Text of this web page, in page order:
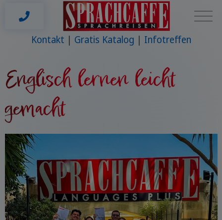
Kontakt Gratis Katalog Infotreffen
Englisch lernen leicht
gemacht